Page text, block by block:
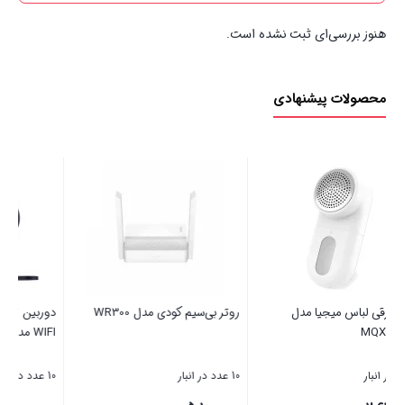
هنوز بررسی‌ای ثبت نشده است.
محصولات پیشنهادی
دوربین ثبت وقایع موتورسیکلت
ریموت کنترل ای کلاس فول اچ